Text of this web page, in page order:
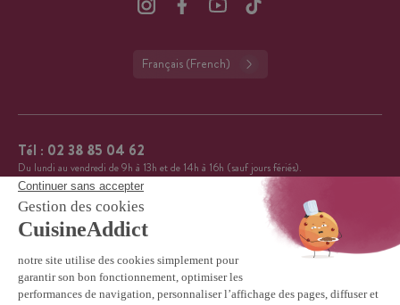
Français (French)
Tél : 02 38 85 04 62
Du lundi au vendredi de 9h à 13h et de 14h à 16h (sauf jours fériés).
4.7
CuisineAddict affiche une note de 4,7 sur 5 grâce à plus
de 3 700 avis authentiques. Merci pour votre fidélité.
VOIR TOUS LES AVIS